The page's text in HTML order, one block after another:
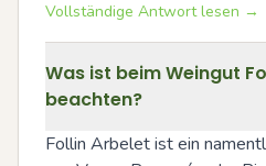
Vollständige Antwort lesen →
Was ist beim Weingut
beachten?
Follin Arbelet ist ein